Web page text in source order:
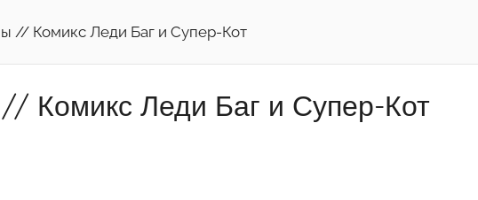
// Комикс Леди Баг и Супер-Кот
Комикс Леди Баг и Супер-Кот